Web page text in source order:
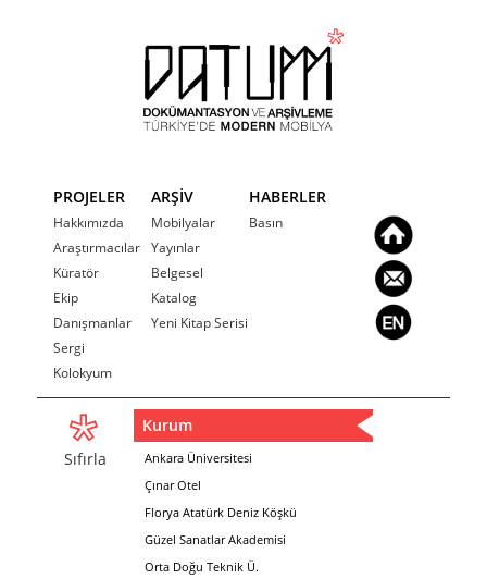
PROJELER
Hakkımızda
Araştırmacılar
Küratör
Ekip
Danışmanlar
Sergi
Kolokyum
ARŞİV
Mobilyalar
Yayınlar
Belgesel
Katalog
Yeni Kitap Serisi
HABERLER
Basın
Sıfırla
Kurum
Ankara Üniversitesi
Çınar Otel
Florya Atatürk Deniz Köşkü
Güzel Sanatlar Akademisi
Orta Doğu Teknik Ü.